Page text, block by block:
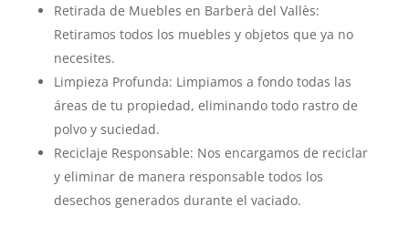
Retirada de Muebles en Barberà del Vallès:
Retiramos todos los muebles y objetos que ya no
necesites.
Limpieza Profunda: Limpiamos a fondo todas las
áreas de tu propiedad, eliminando todo rastro de
polvo y suciedad.
Reciclaje Responsable: Nos encargamos de reciclar
y eliminar de manera responsable todos los
desechos generados durante el vaciado.